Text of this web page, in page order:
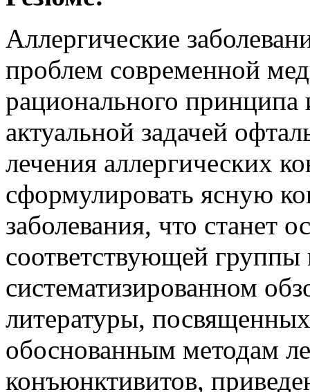
Аллергические
проблем современной
рационального принципа
актуальной задачей
лечения аллергических
сформулировать ясную
заболевания, что станет
соответствующей группы
систематизированном
литературы,
обоснованным методам
конъюнктивитов,